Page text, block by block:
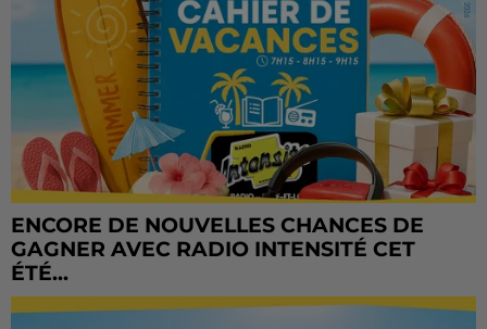
ENCORE DE NOUVELLES CHANCES DE
GAGNER AVEC RADIO INTENSITÉ CET
ÉTÉ...